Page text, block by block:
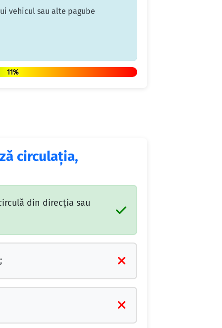
vehicul sau alte pagube
11%
circulaţia,
din direcţia sau